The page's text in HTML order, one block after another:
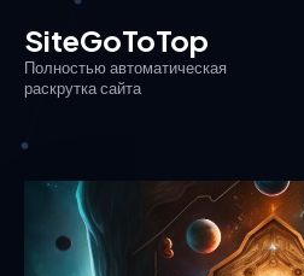
SiteGoToTop
Полностью автоматическая
раскрутка сайта